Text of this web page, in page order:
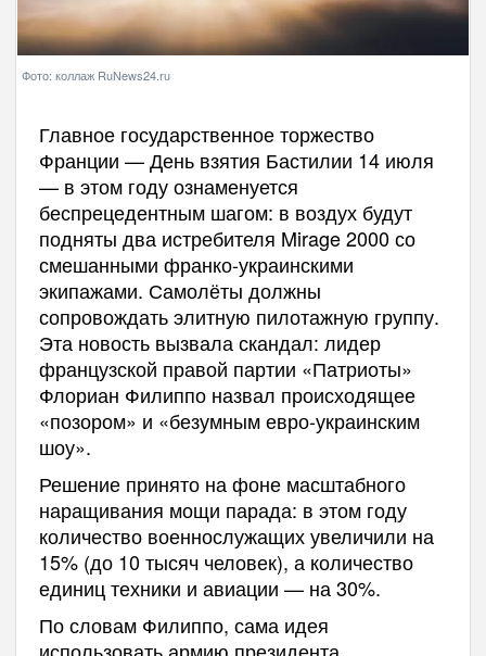
Фото: коллаж RuNews24.ru
Главное государственное торжество
Франции — День взятия Бастилии 14 июля
— в этом году ознаменуется
беспрецедентным шагом: в воздух будут
подняты два истребителя Mirage 2000 со
смешанными франко-украинскими
экипажами. Самолёты должны
сопровождать элитную пилотажную группу.
Эта новость вызвала скандал: лидер
французской правой партии «Патриоты»
Флориан Филиппо назвал происходящее
«позором» и «безумным евро-украинским
шоу».
Решение принято на фоне масштабного
наращивания мощи парада: в этом году
количество военнослужащих увеличили на
15% (до 10 тысяч человек), а количество
единиц техники и авиации — на 30%.
По словам Филиппо, сама идея